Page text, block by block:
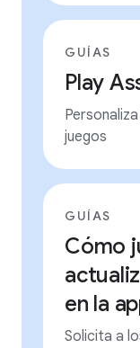
GUÍAS
Play
juegos
GUÍAS
Cómo
en la
Solicita a